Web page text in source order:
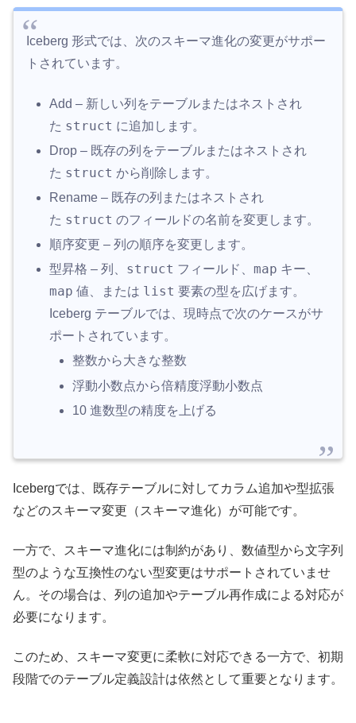
Iceberg 形式では、次のスキーマ進化の変更がサポー
トされています。
Add – 新しい列をテーブルまたはネストされ
た struct に追加します。
Drop – 既存の列をテーブルまたはネストされ
た struct から削除します。
Rename – 既存の列またはネストされ
た struct のフィールドの名前を変更します。
順序変更 – 列の順序を変更します。
型昇格 – 列、 struct フィールド、 map キー、
map 値、または list 要素の型を広げます。
Iceberg テーブルでは、現時点で次のケースがサ
ポートされています。
整数から大きな整数
浮動小数点から倍精度浮動小数点
10 進数型の精度を上げる
Icebergでは、既存テーブルに対してカラム追加や型拡張
などのスキーマ変更（スキーマ進化）が可能です。
一方で、スキーマ進化には制約があり、数値型から文字列
型のような互換性のない型変更はサポートされていませ
ん。その場合は、列の追加やテーブル再作成による対応が
必要になります。
このため、スキーマ変更に柔軟に対応できる一方で、初期
段階でのテーブル定義設計は依然として重要となります。